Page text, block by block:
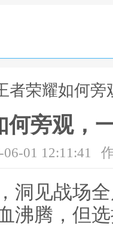
者荣耀如何
何旁观，
01 12:11:41
洞见战场
沸腾，但